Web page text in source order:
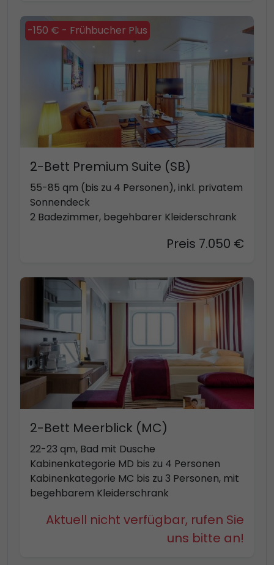
-150 € - Frühbucher Plus
2-Bett Premium Suite (SB)
55-85 qm (bis zu 4 Personen), inkl. privatem
Sonnendeck
2 Badezimmer, begehbarer Kleiderschrank
Preis 7.050 €
2-Bett Meerblick (MC)
22-23 qm, Bad mit Dusche
Kabinenkategorie MD bis zu 4 Personen
Kabinenkategorie MC bis zu 3 Personen, mit
begehbarem Kleiderschrank
Aktuell nicht verfügbar, rufen Sie
uns bitte an!